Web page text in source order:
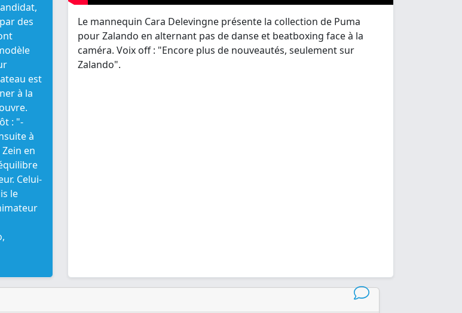
des
est
à la
: "-
à
en
Celui-
le
Le mannequin Cara Delevingne présente la collection de Puma
pour Zalando en alternant pas de danse et beatboxing face à la
caméra. Voix off : "Encore plus de nouveautés, seulement sur
Zalando".